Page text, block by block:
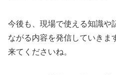
今後も、現場で使える知識や
ながる内容を発信していきま
来てくださいね。